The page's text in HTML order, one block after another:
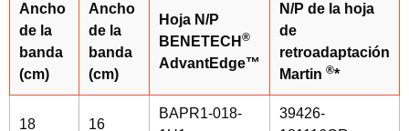
Ancho
de la
banda
(cm)
Ancho
de la
banda
(cm)
Hoja N/P
BENETECH ®
AdvantEdge™
N/P de la hoja
de
retroadaptación
Martin ®*
18 16
BAPR1-018-
39426-